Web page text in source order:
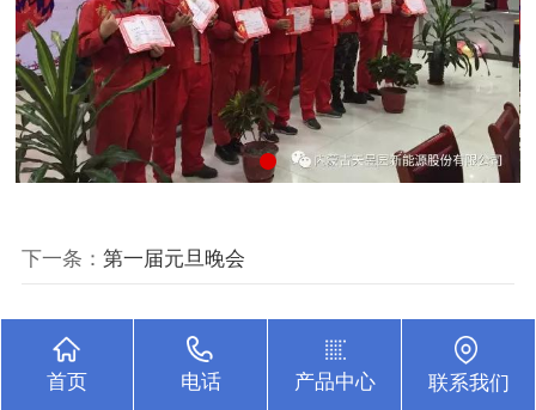
下一条： 第一届元旦晚会
首页 电话 产品中心 联系我们